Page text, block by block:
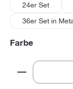
24er Set
36er Set in
Farbeauswählen
Produkt